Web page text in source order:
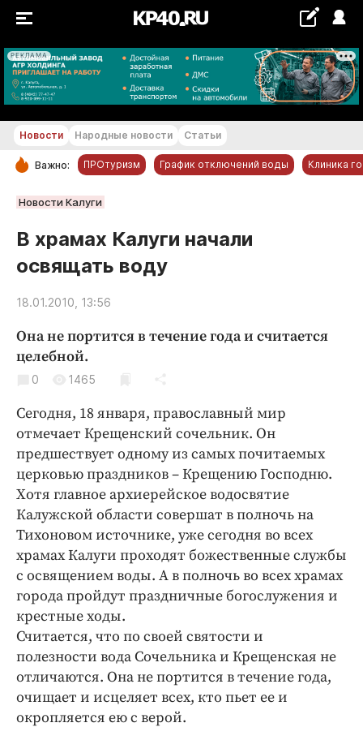
РЕКЛАМА
+22...+23 °С
РУБРИКИ
Новости компаний
Статьи
Народные новости
Благоустройство
Криминал
Недвижимость и ЖКХ
Образование
Общество
Погода
Праздники
Происшествия
Спорт
Экономика и бизнес
ПРОЕКТЫ
Блоги
Издания
Медиаперсона
Интересное чтиво
Новости Народные новости Статьи
Важно: ПРОтуризм График отключений воды Клиника
Новости Калуги
В храмах Калуги начали
освящать воду
18.01.2010, 13:56
Она не портится в течение года и считается
целебной.
0 1465
Сегодня, 18 января, православный мир
отмечает Крещенский сочельник. Он
предшествует одному из самых почитаемых
церковью праздников – Крещению Господню.
Хотя главное архиерейское водосвятие
Калужской области совершат в полночь на
Тихоновом источнике, уже сегодня во всех
храмах Калуги проходят божественные службы
с освящением воды. А в полночь во всех храмах
города пройдут праздничные богослужения и
крестные ходы.
Считается, что по своей святости и
полезности вода Сочельника и Крещенская не
отличаются. Она не портится в течение года,
очищает и исцеляет всех, кто пьет ее и
окропляется ею с верой.